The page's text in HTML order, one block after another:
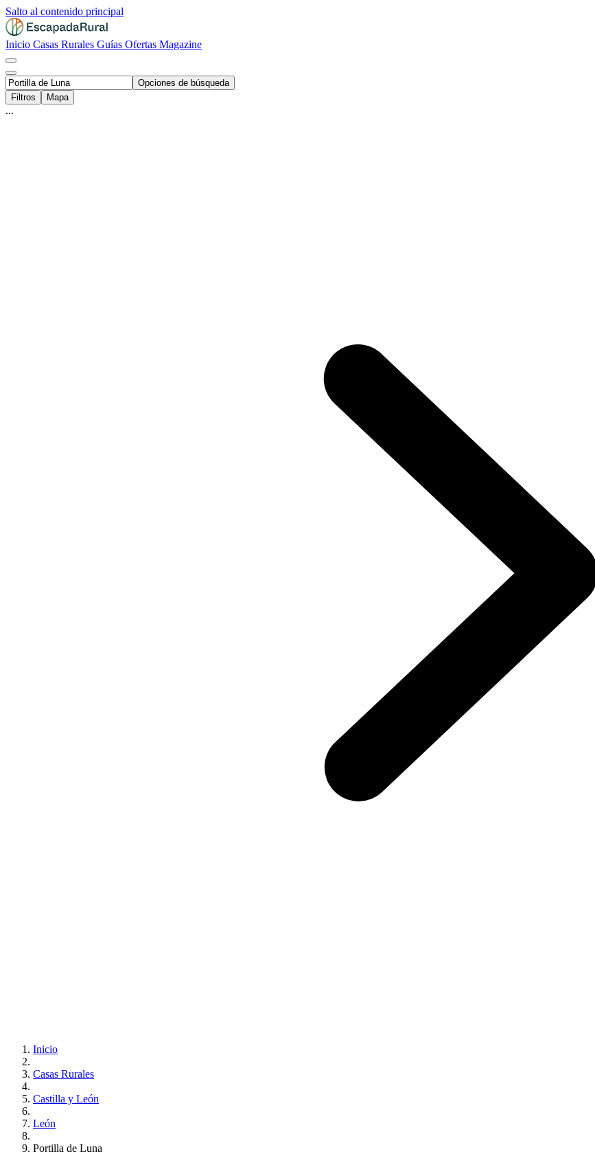
Salto al contenido principal
Inicio Casas Rurales Guías Ofertas Magazine
Opciones de búsqueda
Filtros
Mapa
...
Inicio
Casas Rurales
Castilla y León
León
Portilla de Luna